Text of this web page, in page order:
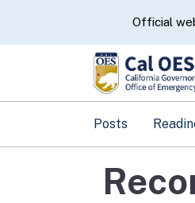
CA.govOfficial
Posts